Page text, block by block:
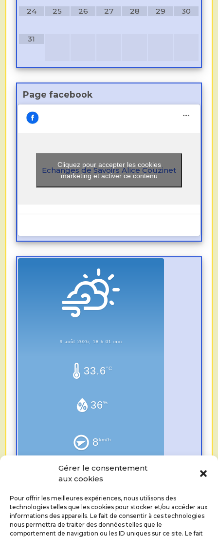
Gérer le consentement
aux cookies
Pour offrir les meilleures expériences, nous utilisons des
technologies telles que les cookies pour stocker et/ou accéder aux
informations des appareils. Le fait de consentir à ces technologies
nous permettra de traiter des données telles que le
comportement de navigation ou les ID uniques sur ce site. Le fait
24 25 26 27 28 29 30
31
Page facebook
Echanges de Savoirs Alice Couzinet
Cliquez pour accepter les cookies
marketing et activer ce contenu
9 août 2026, 18 h 01 min
33.6°C
36%
8km/h
0.0